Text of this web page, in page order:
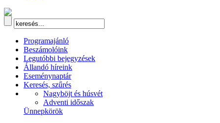
Programajánló
Beszámolóink
Legutóbbi bejegyzések
Állandó híreink
Eseménynaptár
Keresés, szűrés
Nagyböjt és húsvét
Adventi időszak
Ünnepkörök